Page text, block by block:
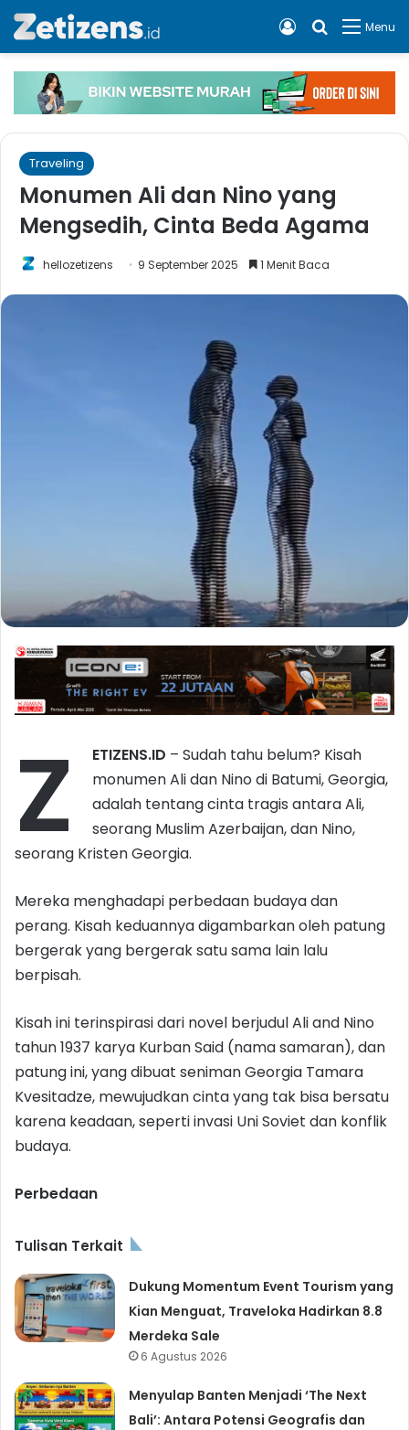
Menu
Cari apa,
Log In
Traveling
Monumen Ali dan Nino yang
Mengsedih, Cinta Beda Agama
hellozetizens 9 September 2025 1 Menit Baca
Z ETIZENS.ID – Sudah tahu belum? Kisah
monumen Ali dan Nino di Batumi, Georgia,
adalah tentang cinta tragis antara Ali,
seorang Muslim Azerbaijan, dan Nino,
seorang Kristen Georgia.
Mereka menghadapi perbedaan budaya dan
perang. Kisah keduannya digambarkan oleh patung
bergerak yang bergerak satu sama lain lalu
berpisah.
Kisah ini terinspirasi dari novel berjudul Ali and Nino
tahun 1937 karya Kurban Said (nama samaran), dan
patung ini, yang dibuat seniman Georgia Tamara
Kvesitadze, mewujudkan cinta yang tak bisa bersatu
karena keadaan, seperti invasi Uni Soviet dan konflik
budaya.
Perbedaan
Tulisan Terkait
Dukung Momentum Event Tourism yang
Kian Menguat, Traveloka Hadirkan 8.8
Merdeka Sale
6 Agustus 2026
Menyulap Banten Menjadi ‘The Next
Bali’: Antara Potensi Geografis dan